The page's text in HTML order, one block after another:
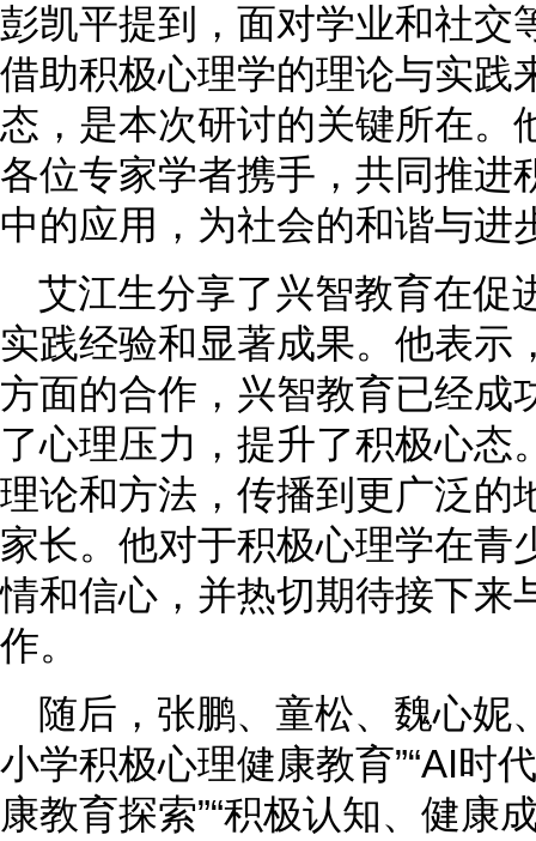
彭凯平提到，面对学业和社交
借助积极心理学的理论与实践
态，是本次研讨的关键所在。
各位专家学者携手，共同推进
中的应用，为社会的和谐与进
艾江生分享了兴智教育在促
实践经验和显著成果。他表示
方面的合作，兴智教育已经成
了心理压力，提升了积极心态
理论和方法，传播到更广泛的
家长。他对于积极心理学在青
情和信心，并热切期待接下来
作。
随后，张鹏、童松、魏心妮
小学积极心理健康教育”“AI时
康教育探索”“积极认知、健